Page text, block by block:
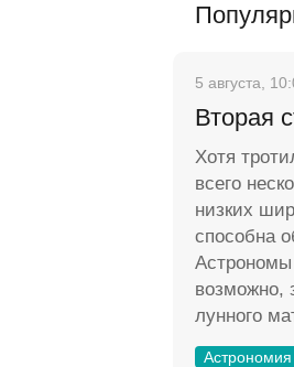
5 августа,
Вторая
Хотя
всего
низких
способна
Астрономы
возможно,
лунного
Астрономия